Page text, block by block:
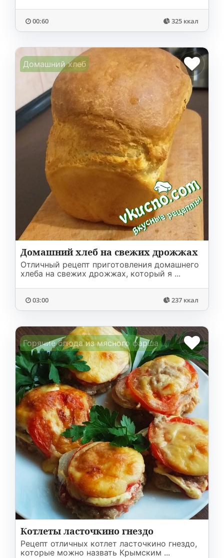
00:60 325 ккал
Домашний хлеб
Домашний хлеб на свежих дрожжах
Отличный рецепт приготовления домашнего
хлеба на свежих дрожжах, который я ...
03:00 237 ккал
Горячие блюда из мясного фарша
Котлеты ласточкино гнездо
Рецепт отличных котлет ласточкино гнездо,
которые можно назвать Крымским ...